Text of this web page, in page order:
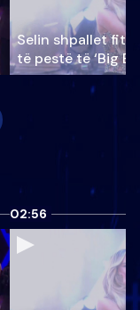
Selin shpallet
të pestë të ‘Big
02:56